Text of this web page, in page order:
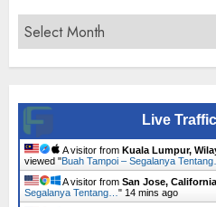
Archives
Live
A visitor from Kuala Lumpur,
viewed "Buah Tampoi – Segalanya
A visitor from San Jose, California
Segalanya Tentang… " 14 mins ago